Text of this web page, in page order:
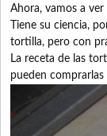
Ahora, vamos a
Tiene su ciencia,
tortilla, pero con
La receta de las
pueden comprarlas